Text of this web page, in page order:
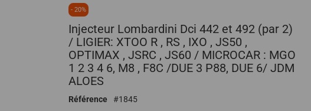
- 20%
Injecteur Lombardini Dci 442 et 492 (par 2)
/ LIGIER: XTOO R , RS , IXO , JS50 ,
OPTIMAX , JSRC , JS60 / MICROCAR : MGO
1 2 3 4 6, M8 , F8C /DUE 3 P88, DUE 6/ JDM
ALOES
Référence 1845